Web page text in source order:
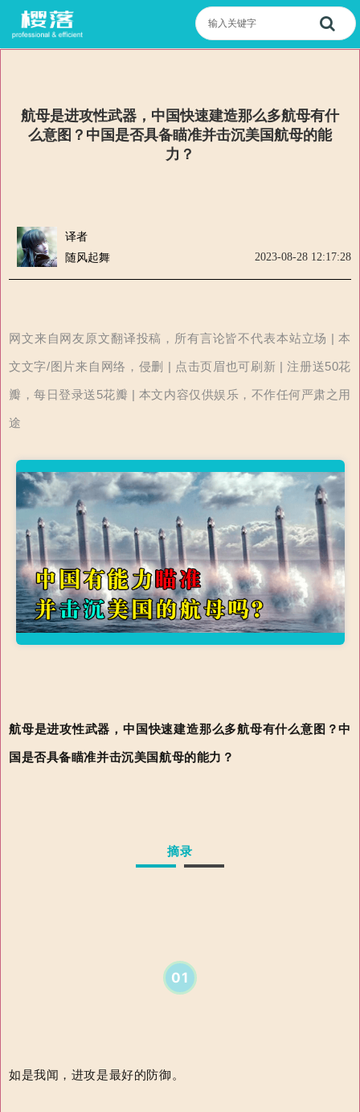
航母是进攻性武器，中国快速建造那么多航母有什
么意图？中国是否具备瞄准并击沉美国航母的能
力？
译者
随风起舞
2023-08-28 12:17:28
网文来自网友原文翻译投稿，所有言论皆不代表本站立场 | 本
文文字/图片来自网络，侵删 | 点击页眉也可刷新 | 注册送50花
瓣，每日登录送5花瓣 | 本文内容仅供娱乐，不作任何严肃之用
途
航母是进攻性武器，中国快速建造那么多航母有什么意图？中
国是否具备瞄准并击沉美国航母的能力？
摘录
01
如是我闻，进攻是最好的防御。